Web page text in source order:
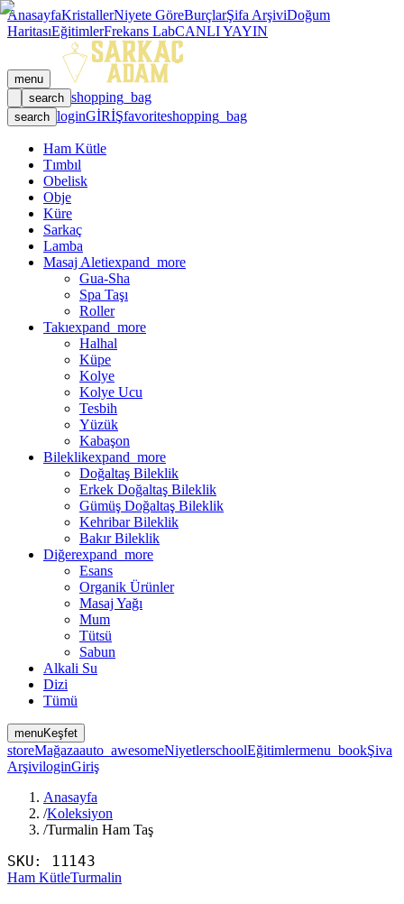
AnasayfaKristallerNiyete GöreBurçlarŞifa ArşiviDoğum
HaritasıEğitimlerFrekans LabCANLI YAYIN
menu
search shopping_bag
search loginGİRİŞfavoriteshopping_bag
Ham Kütle
Tımbıl
Obelisk
Obje
Küre
Sarkaç
Lamba
Masaj Aletiexpand_more
Gua-Sha
Spa Taşı
Roller
Takıexpand_more
Halhal
Küpe
Kolye
Kolye Ucu
Tesbih
Yüzük
Kabaşon
Bileklikexpand_more
Doğaltaş Bileklik
Erkek Doğaltaş Bileklik
Gümüş Doğaltaş Bileklik
Kehribar Bileklik
Bakır Bileklik
Diğerexpand_more
Esans
Organik Ürünler
Masaj Yağı
Mum
Tütsü
Sabun
Alkali Su
Dizi
Tümü
menuKeşfet
storeMağazaauto_awesomeNiyetlerschoolEğitimlermenu_bookŞiva
ArşiviloginGiriş
Anasayfa
/Koleksiyon
/Turmalin Ham Taş
SKU: 11143
Ham KütleTurmalin